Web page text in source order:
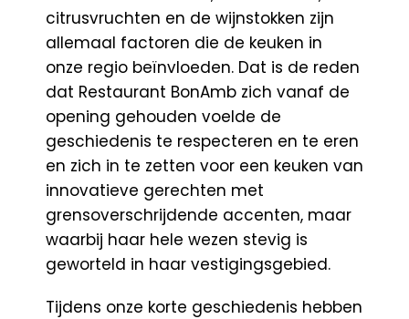
citrusvruchten en de wijnstokken zijn
allemaal factoren die de keuken in
onze regio beïnvloeden. Dat is de reden
dat Restaurant BonAmb zich vanaf de
opening gehouden voelde de
geschiedenis te respecteren en te eren
en zich in te zetten voor een keuken van
innovatieve gerechten met
grensoverschrijdende accenten, maar
waarbij haar hele wezen stevig is
geworteld in haar vestigingsgebied.
Tijdens onze korte geschiedenis hebben